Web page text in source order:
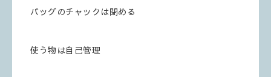
バッグのチャックは閉める
使う物は自己管理